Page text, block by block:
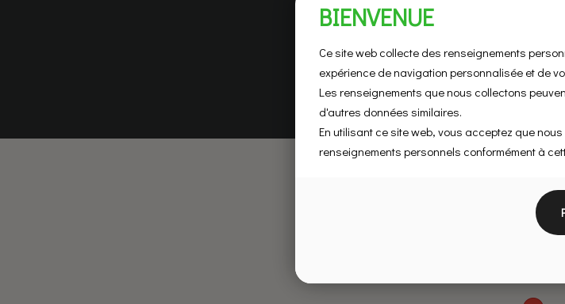
BIENVENUE
Ce site web collecte des renseignements
expérience de navigation personnalisée et de
Les renseignements que nous collectons
d'autres données similaires.
En utilisant ce site web, vous acceptez que
renseignements personnels conformément à